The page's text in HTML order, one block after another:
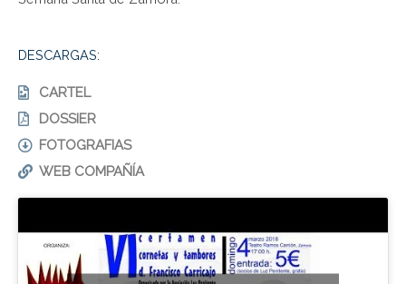
DESCARGAS:
CARTEL
DOSSIER
FOTOGRAFIAS
WEB COMPAÑÍA